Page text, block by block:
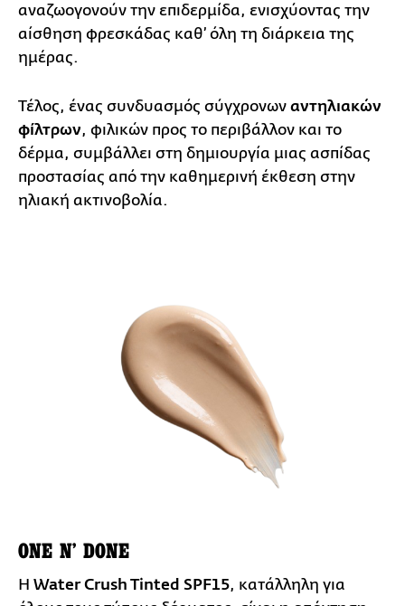
αναζωογονούν την επιδερμίδα, ενισχύοντας την
αίσθηση φρεσκάδας καθ’ όλη τη διάρκεια της
ημέρας.
Τέλος, ένας συνδυασμός σύγχρονων αντηλιακών
φίλτρων, φιλικών προς το περιβάλλον και το
δέρμα, συμβάλλει στη δημιουργία μιας ασπίδας
προστασίας από την καθημερινή έκθεση στην
ηλιακή ακτινοβολία.
ONE N’ DONE
Η Water Crush Tinted SPF15, κατάλληλη για